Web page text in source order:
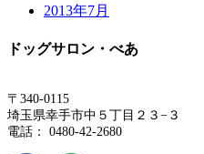
2013年7月
ドッグサロン・べあ
〒340-0115
埼玉県幸手市中５丁目２３−３
電話： 0480-42-2680